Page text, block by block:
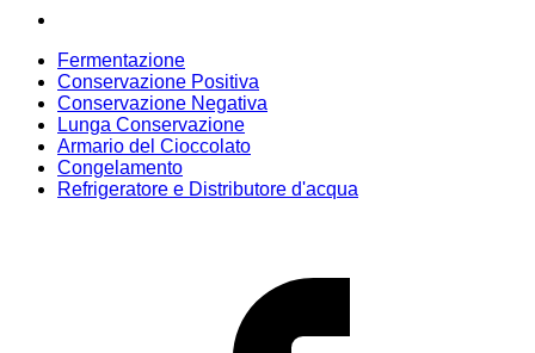
Fermentazione
Conservazione Positiva
Conservazione Negativa
Lunga Conservazione
Armario del Cioccolato
Congelamento
Refrigeratore e Distributore d'acqua